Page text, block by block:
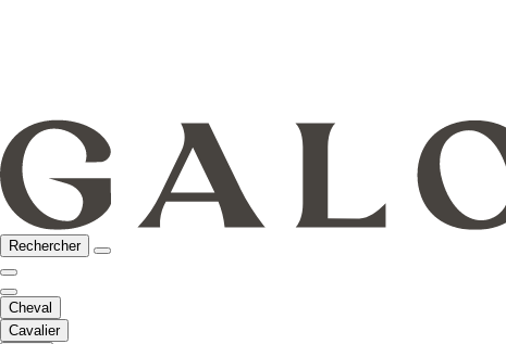
Rechercher
Cheval
Cavalier